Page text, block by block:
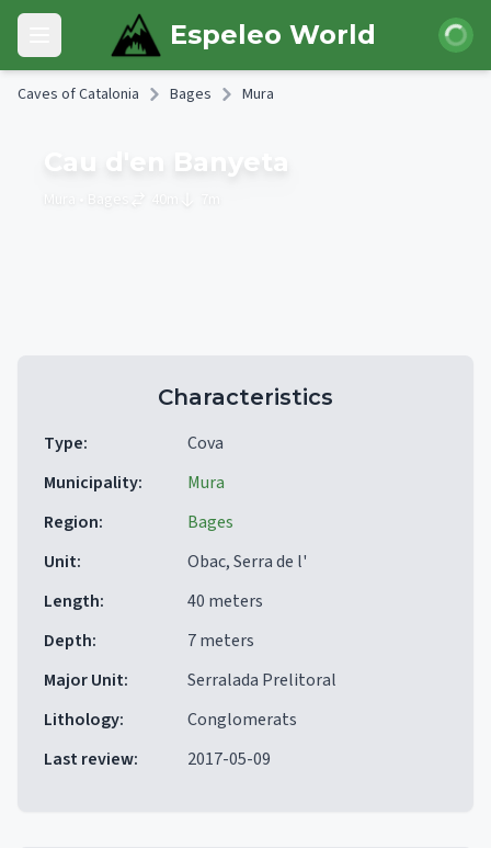
Skip to main content
Open main menu Espeleo World Login
Caves of Catalonia Bages Mura
Cau d'en Banyeta
Characteristics
Type:
Cova
Municipality:
Mura
Region:
Bages
Unit:
Obac, Serra de l'
Length:
40 meters
Depth:
7 meters
Major Unit:
Serralada Prelitoral
Lithology:
Conglomerats
Last review: 2017-05-09